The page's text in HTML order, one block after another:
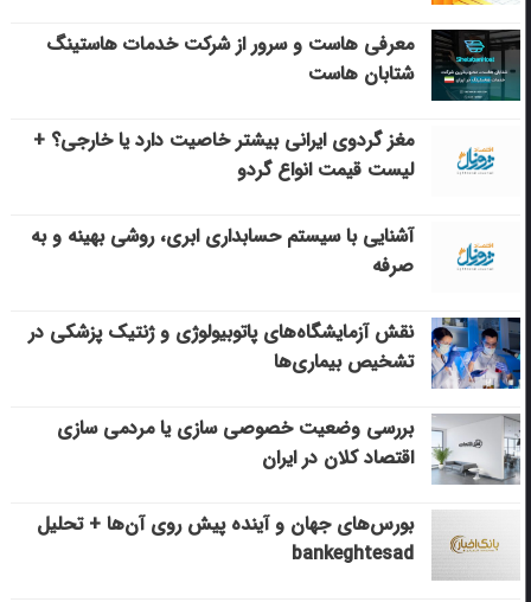
معرفی هاست و سرور از شرکت خدمات هاستینگ
شتابان هاست
مغز گردوی ایرانی بیشتر خاصیت دارد یا خارجی؟ +
لیست قیمت انواع گردو
آشنایی با سیستم حسابداری ابری، روشی بهینه و به
صرفه
نقش آزمایشگاه‌های پاتوبیولوژی و ژنتیک پزشکی در
تشخیص بیماری‌ها
بررسی وضعیت خصوصی سازی یا مردمی سازی
اقتصاد کلان در ایران
بورس‌های جهان و آینده پیش روی آن‌ها + تحلیل
bankeghtesad